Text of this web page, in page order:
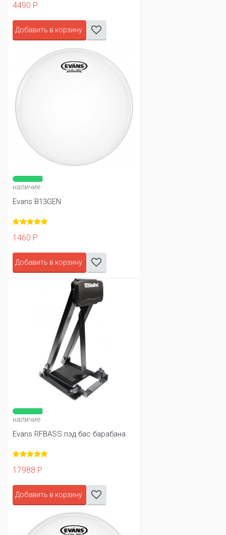
4490 Р
Добавить в корзину
наличие
Evans RFBASS пэд бас барабана
17988 Р
Добавить в корзину
наличие
Evans B13GEN
1460 Р
Добавить в корзину